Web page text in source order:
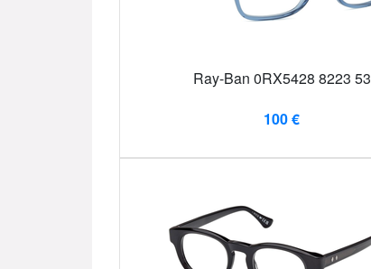
Ray-Ban 0RX5428 8223 53
100 €